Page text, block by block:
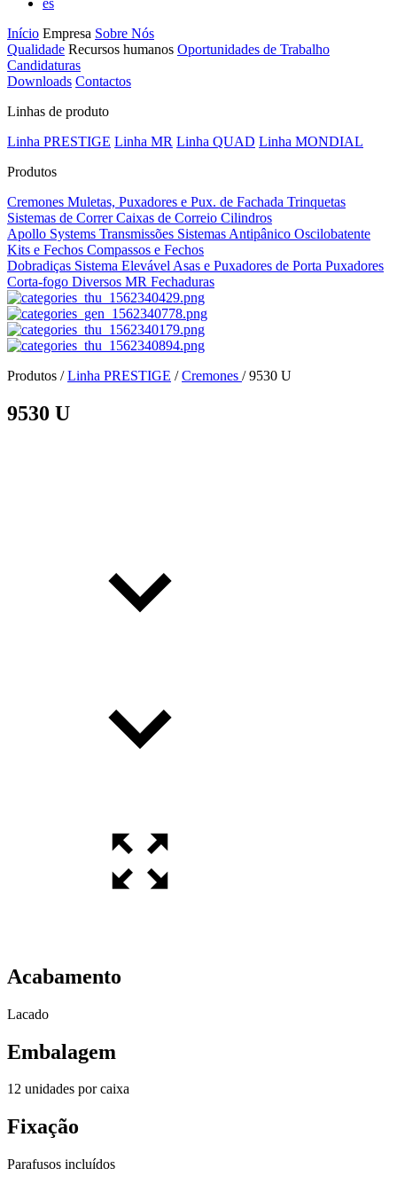
es
Início Empresa Sobre Nós
Qualidade Recursos humanos Oportunidades de Trabalho
Candidaturas
Downloads Contactos
Linhas de produto
Linha PRESTIGE Linha MR Linha QUAD Linha MONDIAL
Produtos
Cremones Muletas, Puxadores e Pux. de Fachada Trinquetas
Sistemas de CorrerCaixas de Correio Cilindros
Apollo Systems Transmissões Sistemas Antipânico Oscilobatente
Kits e Fechos Compassos e Fechos
Dobradiças Sistema Elevável Asas e Puxadores de Porta Puxadores
Corta-fogo Diversos MR Fechaduras
Produtos /Linha PRESTIGE /Cremones /9530 U
9530 U
Acabamento
Lacado
Embalagem
12 unidades por caixa
Fixação
Parafusos incluídos